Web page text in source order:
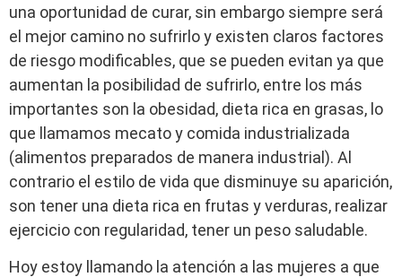
una oportunidad de curar, sin embargo siempre será
el mejor camino no sufrirlo y existen claros factores
de riesgo modificables, que se pueden evitan ya que
aumentan la posibilidad de sufrirlo, entre los más
importantes son la obesidad, dieta rica en grasas, lo
que llamamos mecato y comida industrializada
(alimentos preparados de manera industrial). Al
contrario el estilo de vida que disminuye su aparición,
son tener una dieta rica en frutas y verduras, realizar
ejercicio con regularidad, tener un peso saludable.
Hoy estoy llamando la atención a las mujeres a que